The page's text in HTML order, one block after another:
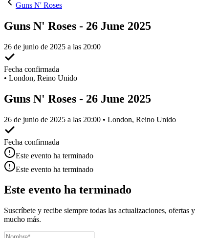
Guns N' Roses
Guns N' Roses - 26 June 2025
26 de junio de 2025 a las 20:00
Fecha confirmada
• London, Reino Unido
Guns N' Roses - 26 June 2025
26 de junio de 2025 a las 20:00 • London, Reino Unido
Fecha confirmada
Este evento ha terminado
Este evento ha terminado
Este evento ha terminado
Suscríbete y recibe siempre todas las actualizaciones, ofertas y
mucho más.